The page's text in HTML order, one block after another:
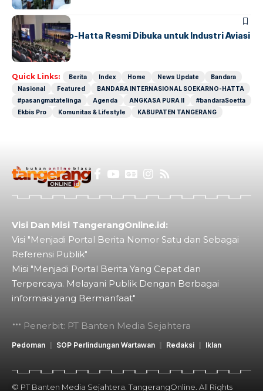
BANDARA BERITA
IALC Soekarno-Hatta Resmi Dibuka untuk Industri Aviasi
Dunia
Quick Links: Berita Index Home News Update
Bandara
Nasional
Featured
BANDARA INTERNASIONAL SOEKARNO-HATTA
#pasangmatatelinga
Agenda ANGKASA PURA II
#bandaraSoetta
Ekbis Pro
Komunitas & Lifestyle KABUPATEN TANGERANG
Visi Dan Misi TangerangOnline.id:
Visi "Menjadi Portal Berita Nomor Satu dan Sebagai
Referensi Publik"
Misi "Menjadi Portal Berita Yang Cepat dan
Terpercaya. Melayani Publik Dengan Berbagai
informasi yang Bermanfaat"
Penerbit: PT Banten Media Sejahtera
Pedoman SOP Perlindungan Wartawan Redaksi Iklan
© PT Banten Media Sejahtera. TangerangOnline. All Rights